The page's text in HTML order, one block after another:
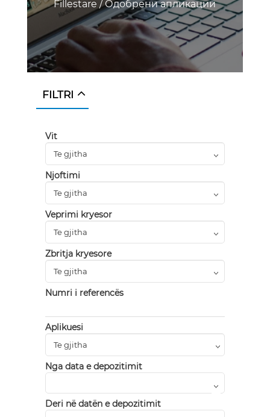
Fillestare/Одобрени апликации
FILTRI
Vit
Njoftimi
Veprimi kryesor
Zbritja kryesore
Numri i referencës
Aplikuesi
Nga data e depozitimit
Deri në datën e depozitimit